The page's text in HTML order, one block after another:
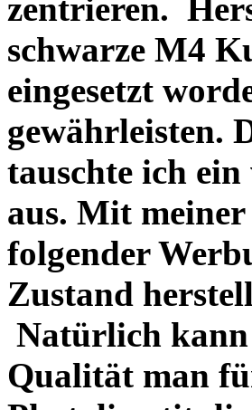
zentrieren.
schwarze M4
eingesetzt
gewährleisten.
tauschte ich
aus. Mit
folgender
Zustand
Natürlich kann
Qualität man